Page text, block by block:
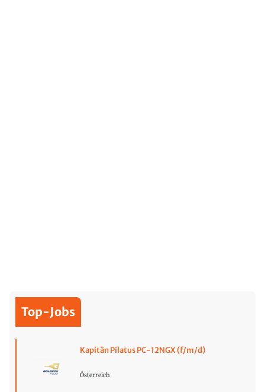
Top-Jobs
Kapitän Pilatus PC-12NGX (f/m/d)
Österreich